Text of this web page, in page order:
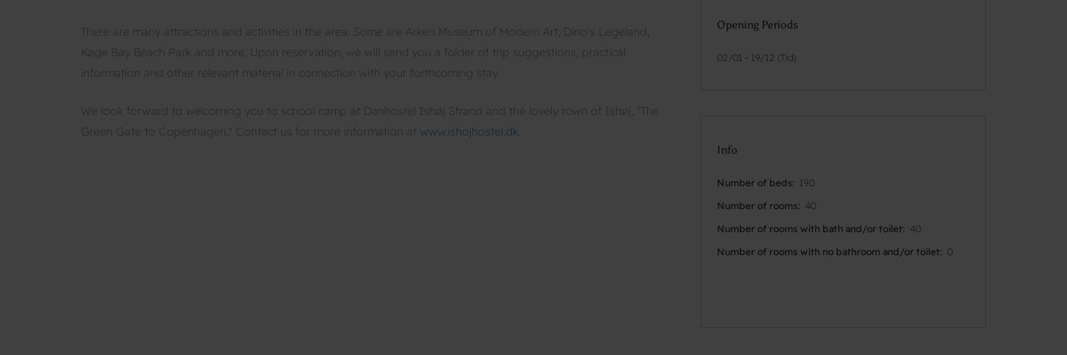
There are many attractions and activities in the area. Some are Arken Museum of Modern Art, Dino's Legeland,
Køge Bay Beach Park and more. Upon reservation, we will send you a folder of trip suggestions, practical
information and other relevant material in connection with your forthcoming stay.
We look forward to welcoming you to school camp at Danhostel Ishøj Strand and the lovely town of Ishøj, "The
Green Gate to Copenhagen." Contact us for more information at www.ishojhostel.dk
Opening Periods
02/01 - 19/12 (Tid)
Info
Number of beds
190
Number of rooms
40
Number of rooms with bath and/or toilet
40
Number of rooms with no bathroom and/or toilet
0